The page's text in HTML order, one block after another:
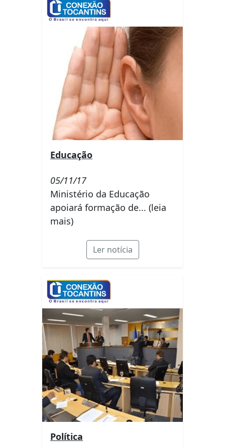
Educação
05/11/17
Ministério da Educação
apoiará formação de... (leia
mais)
Ler notícia
Política